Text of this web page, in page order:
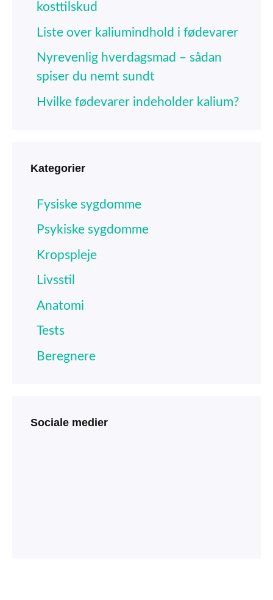
kosttilskud
Liste over kaliumindhold i fødevarer
Nyrevenlig hverdagsmad – sådan
spiser du nemt sundt
Hvilke fødevarer indeholder kalium?
Kategorier
Fysiske sygdomme
Psykiske sygdomme
Kropspleje
Livsstil
Anatomi
Tests
Beregnere
Sociale medier